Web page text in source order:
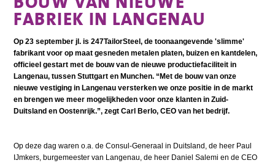
FABRIEK IN LANGENAU
Op 23 september jl. is 247TailorSteel, de toonaangevende 'slimme'
fabrikant voor op maat gesneden metalen platen, buizen en kantdelen,
officieel gestart met de bouw van de nieuwe productiefaciliteit in
Langenau, tussen Stuttgart en Munchen. “Met de bouw van onze
nieuwe vestiging in Langenau versterken we onze positie in de markt
en brengen we meer mogelijkheden voor onze klanten in Zuid-
Duitsland en Oostenrijk.”, zegt Carl Berlo, CEO van het bedrijf.
Op deze dag waren o.a. de Consul-Generaal in Duitsland, de heer Paul
IJmkers, burgemeester van Langenau, de heer Daniel Salemi en de CEO